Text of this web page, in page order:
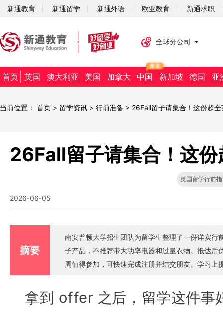
新通教育 新通留学 新通外语 欧亚教育 新通求职
全球分公司
首页 英国 澳大利亚 美国 加拿大 中国 新加坡 德国 亚
当前位置： 首页 > 留学资讯 > 行前准备 > 26Fall留子请集合！这份超
26Fall留子请集合！这
英国留学行前指
2026-06-05
摘要
南安普顿大学招生团队为留学生整理了一份详实
子产品，不推荐带大功率电器和过量衣物。抵达
周值得参加，可快速完成注册并结交朋友。学习
心态提前建立底气。
拿到 offer 之后，留学这件事